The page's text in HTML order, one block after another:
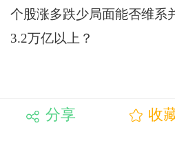
个股涨多跌少局面能否维系
3.2万亿以上？
分享 收